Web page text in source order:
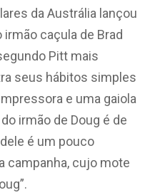
da Austrália lançou
caçula de Brad
Pitt mais
seus hábitos simples
e uma gaiola
irmão de Doug é de
é um pouco
campanha, cujo mote